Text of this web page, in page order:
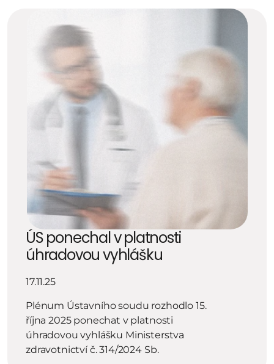
ÚS ponechal v platnosti
úhradovou vyhlášku
17.11.25
Plénum Ústavního soudu rozhodlo 15.
října 2025 ponechat v platnosti
úhradovou vyhlášku Ministerstva
zdravotnictví č. 314/2024 Sb.